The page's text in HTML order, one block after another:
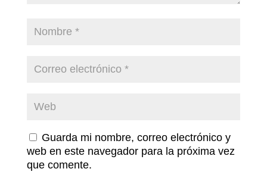
Guarda mi nombre, correo electrónico y
web en este navegador para la próxima vez
que comente.